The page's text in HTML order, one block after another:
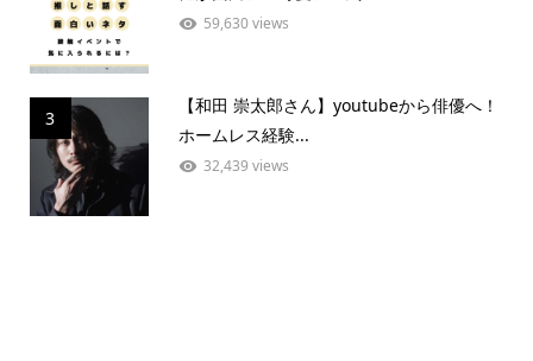
59,630 views
3
【和田 崇太郎さん】youtubeから俳優へ！
ホームレス経験...
32,439 views